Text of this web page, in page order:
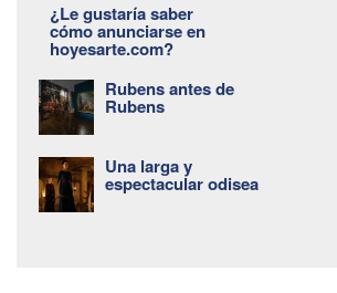
¿Le gustaría saber
cómo anunciarse en
hoyesarte.com?
Rubens antes de
Rubens
Una larga y
espectacular odisea